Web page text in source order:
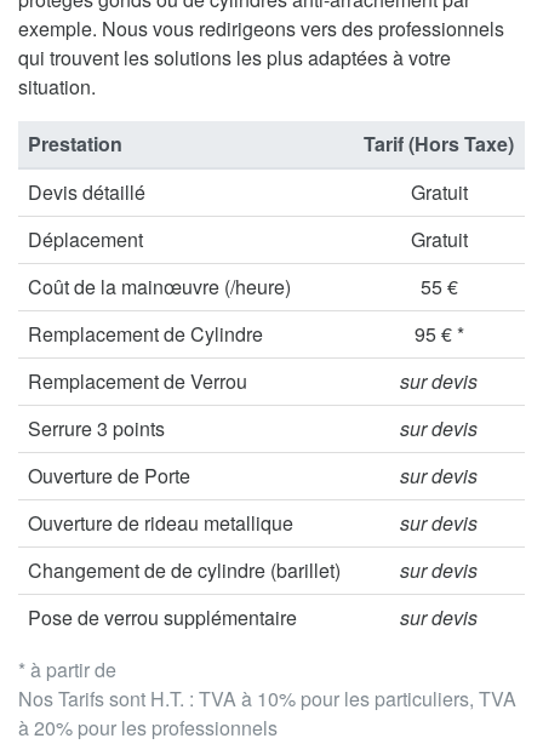
exemple. Nous vous redirigeons vers des professionnels
qui trouvent les solutions les plus adaptées à votre
situation.
* à partir de
Nos Tarifs sont H.T. : TVA à 10% pour les particuliers, TVA
à 20% pour les professionnels
Prestation
Tarif (Hors Taxe)
Devis détaillé
Gratuit
Déplacement
Gratuit
Coût de la mainœuvre (/heure)
55 €
Remplacement de Cylindre
95 € *
Remplacement de Verrou
sur devis
Serrure 3 points
sur devis
Ouverture de Porte
sur devis
Ouverture de rideau metallique
sur devis
Changement de de cylindre (barillet)
sur devis
Pose de verrou supplémentaire
sur devis